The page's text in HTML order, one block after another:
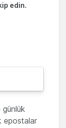
edin.
epostalar